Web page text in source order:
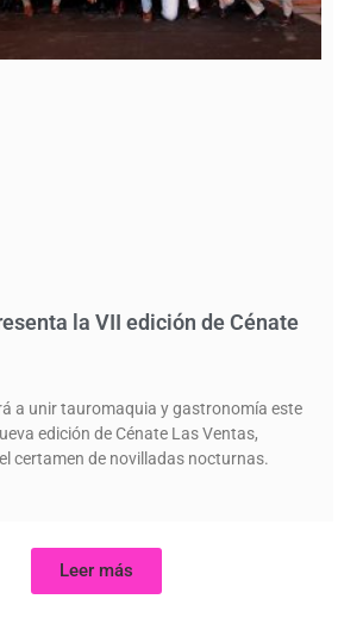
la VII edición de Cénate
a unir tauromaquia y gastronomía este
edición de Cénate Las Ventas,
certamen de novilladas nocturnas.
Leer más